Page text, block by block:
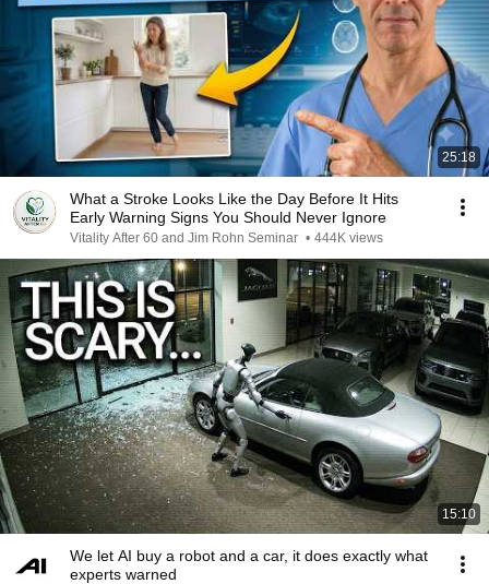
25:18
What a Stroke Looks Like the Day Before It Hits
Early Warning Signs You Should Never Ignore
Vitality After 60 and Jim Rohn Seminar • 444K views
15:10
We let AI buy a robot and a car, it does exactly what
experts warned